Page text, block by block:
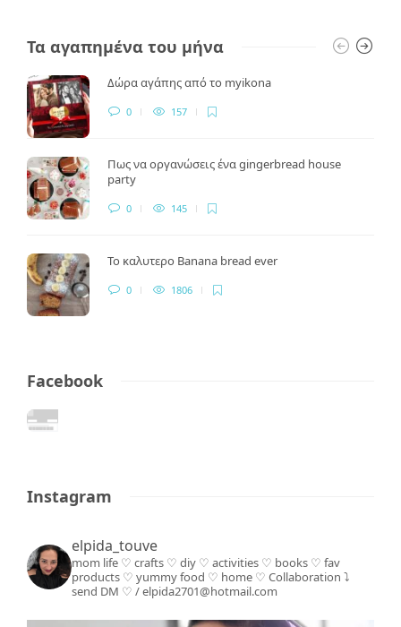
Τα αγαπημένα του μήνα
Δώρα αγάπης από το myikona
0 157
Πως να οργανώσεις ένα gingerbread house
party
0 145
Το καλυτερο Banana bread ever
0 1806
Facebook
Instagram
elpida_touve
mom life ♡ crafts ♡ diy ♡ activities ♡ books ♡ fav
products ♡ yummy food ♡ home ♡ Collaboration ⤵️
send DM ♡ / elpida2701@hotmail.com